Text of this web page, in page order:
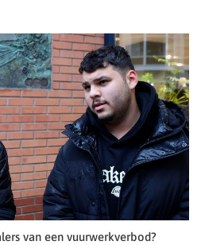
van een vuurwerkverbod?